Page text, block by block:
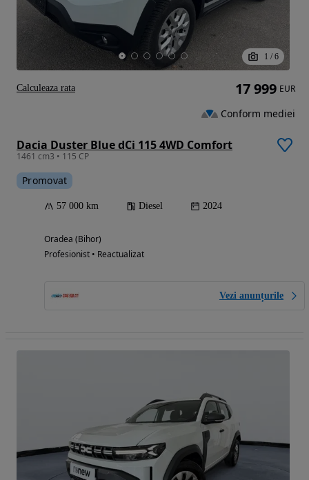
1 / 6
Dacia Duster Blue dCi 115 4WD Comfort
1461 cm3 • 115 CP
Promovat
57 000 km Diesel 2024
Oradea (Bihor)
Profesionist • Reactualizat
Vezi anunțurile
17 999 EUR
Conform mediei
Calculeaza rata